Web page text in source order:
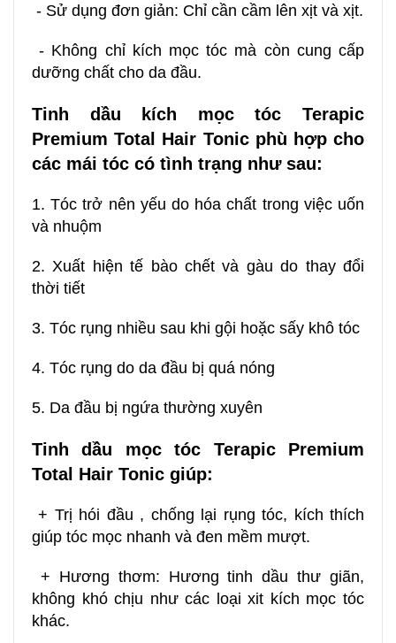
- Sử dụng đơn giản: Chỉ cần cầm lên xịt và xịt.
- Không chỉ kích mọc tóc mà còn cung cấp
dưỡng chất cho da đầu.
Tinh dầu kích mọc tóc Terapic
Premium Total Hair Tonic phù hợp cho
các mái tóc có tình trạng như sau:
1. Tóc trở nên yếu do hóa chất trong việc uốn
và nhuộm
2. Xuất hiện tế bào chết và gàu do thay đổi
thời tiết
3. Tóc rụng nhiều sau khi gội hoặc sấy khô tóc
4. Tóc rụng do da đầu bị quá nóng
5. Da đầu bị ngứa thường xuyên
Tinh dầu mọc tóc Terapic Premium
Total Hair Tonic giúp:
+ Trị hói đầu , chống lại rụng tóc, kích thích
giúp tóc mọc nhanh và đen mềm mượt.
+ Hương thơm: Hương tinh dầu thư giãn,
không khó chịu như các loại xit kích mọc tóc
khác.